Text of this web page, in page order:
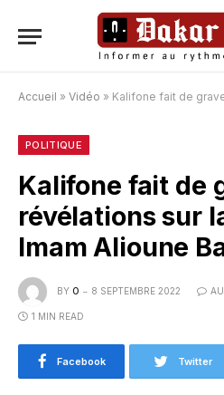
Accueil » Vidéo » Kalifone fait de graves
POLITIQUE
Kalifone fait de
révélations sur
Imam Alioune
BY O 8 SEPTEMBRE 2022
1 MIN READ
Facebook Twitter